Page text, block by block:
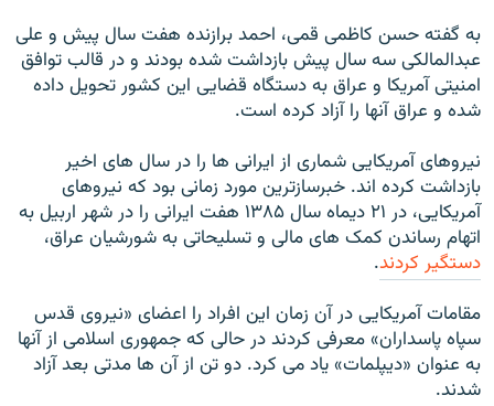
به گفته حسن کاظمی قمی، احمد برازنده هفت سال پيش و علی
عبدالمالکی سه سال پیش بازداشت شده بودند و در قالب توافق
امنيتی آمريکا و عراق به دستگاه قضايی اين کشور تحويل داده
شده و عراق آنها را آزاد کرده است.
نيروهای آمريکايی شماری از ايرانی ها را در سال های اخير
بازداشت کرده اند. خبرسازترين مورد زمانی بود که نيروهای
آمريکایی، در ۲۱ ديماه سال ۱۳۸۵ هفت ايرانی را در شهر اربيل به
اتهام رساندن کمک های مالی و تسليحاتی به شورشيان عراق،
دستگير کردند.
مقامات آمريکایی در آن زمان اين افراد را اعضای «نيروی قدس
سپاه پاسداران» معرفی کردند در حالی که جمهوری اسلامی از آنها
به عنوان «دیپلمات» یاد می کرد. دو تن از آن ها مدتی بعد آزاد
شدند.